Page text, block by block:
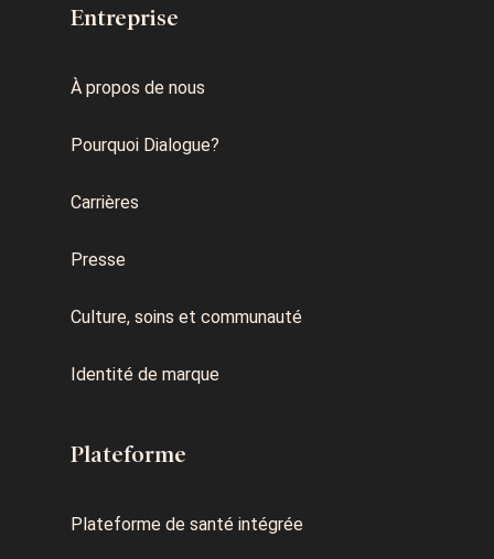
Entreprise
À propos de nous
Pourquoi Dialogue?
Carrières
Presse
Culture, soins et communauté
Identité de marque
Plateforme
Plateforme de santé intégrée